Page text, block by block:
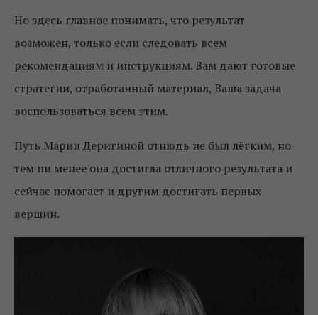
Но здесь главное понимать, что результат
возможен, только если следовать всем
рекомендациям и инструкциям. Вам дают готовые
стратегии, отработанный материал, Ваша задача
воспользоваться всем этим.
Путь Марии Деригиной отнюдь не был лёгким, но
тем ни менее она достигла отличного результата и
сейчас помогает и другим достигать первых
вершин.